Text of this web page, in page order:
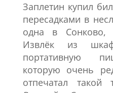
Заплетин купил
пересадками в
одна в Сонково,
Извлёк из
портативную
которую очень
отпечатал такой